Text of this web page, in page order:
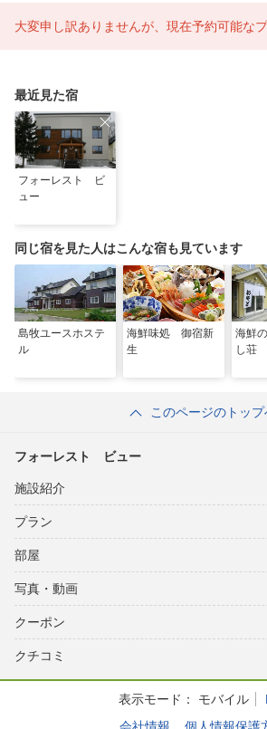
大変申し訳ありませんが、現在予約可能な
最近見た宿
フォーレスト ビ
ュー
同じ宿を見た人はこんな宿も見ています
島牧ユースホステ
ル
海鮮味処 御宿新
生
海鮮
し荘
このページのトップ
フォーレスト ビュー
施設紹介
プラン
部屋
写真・動画
クーポン
クチコミ
表示モード： モバイル